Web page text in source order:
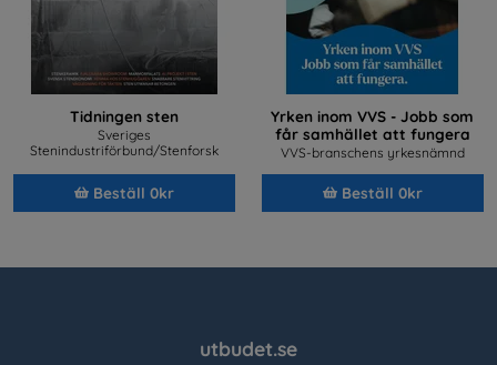
Tidningen sten
Sveriges
Stenindustriförbund/Stenforsk
Beställ 0kr
Yrken inom VVS - Jobb som
får samhället att fungera
VVS-branschens yrkesnämnd
Beställ 0kr
utbudet.se